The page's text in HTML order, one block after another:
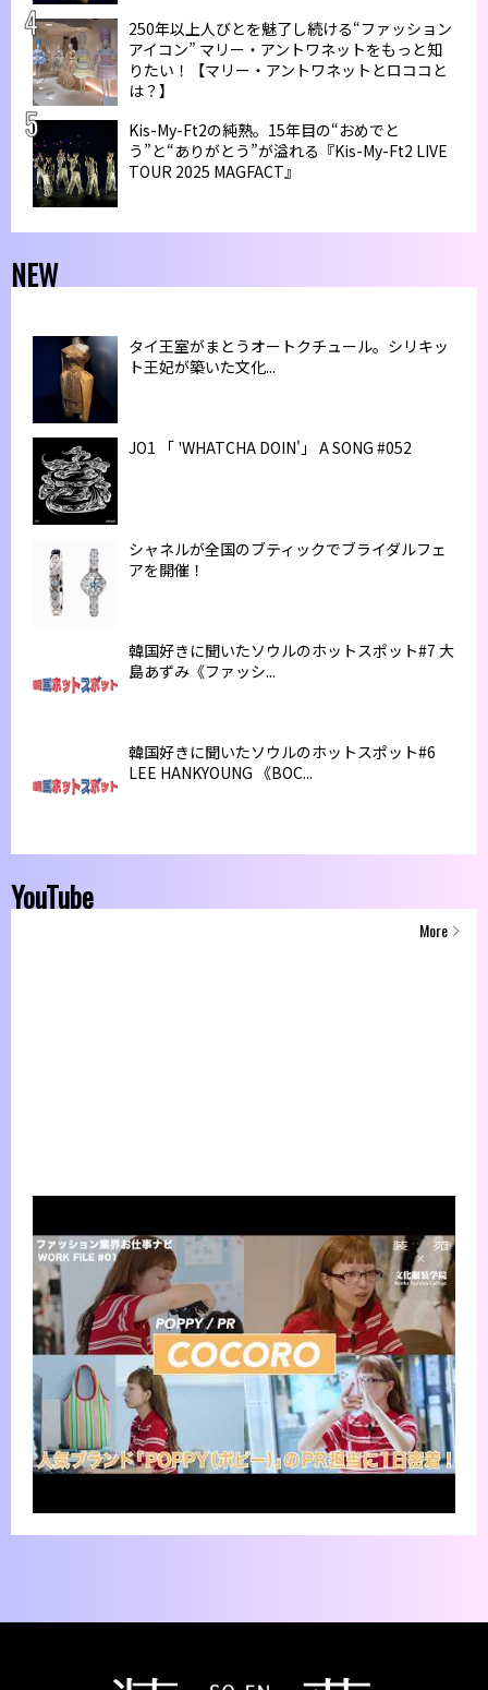
250年以上人びとを魅了し続ける“ファッション
アイコン” マリー・アントワネットをもっと知
りたい！【マリー・アントワネットとロココと
は？】
Kis-My-Ft2の純熟。15年目の“おめでと
う”と“ありがとう”が溢れる『Kis-My-Ft2 LIVE
TOUR 2025 MAGFACT』
NEW
タイ王室がまとうオートクチュール。シリキッ
ト王妃が築いた文化...
JO1 「 'WHATCHA DOIN'」 A SONG #052
シャネルが全国のブティックでブライダルフェ
アを開催！
韓国好きに聞いたソウルのホットスポット#7 大
島あずみ《ファッシ...
韓国好きに聞いたソウルのホットスポット#6
LEE HANKYOUNG 《BOC...
YouTube
More